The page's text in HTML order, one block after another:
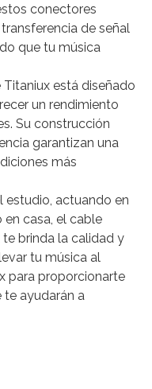
conectores
de señal
que tu música
está diseñado
un rendimiento
Su construcción
garantizan una
más
estudio, actuando en
casa, el cable
brinda la calidad y
tu música al
para proporcionarte
ayudarán a